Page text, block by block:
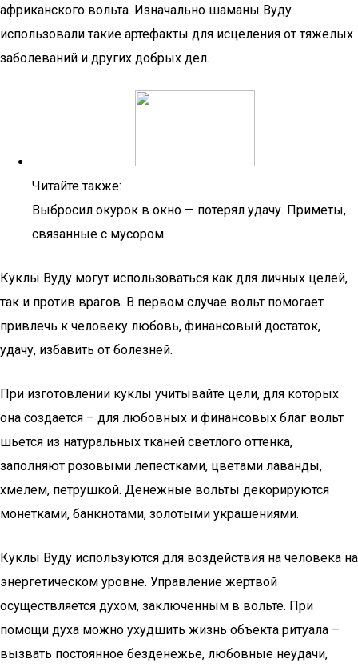
африканского вольта. Изначально шаманы Вуду
использовали такие артефакты для исцеления от тяжелых
заболеваний и других добрых дел.
Читайте также:
Выбросил окурок в окно — потерял удачу. Приметы,
связанные с мусором
Куклы Вуду могут использоваться как для личных целей,
так и против врагов. В первом случае вольт помогает
привлечь к человеку любовь, финансовый достаток,
удачу, избавить от болезней.
При изготовлении куклы учитывайте цели, для которых
она создается – для любовных и финансовых благ вольт
шьется из натуральных тканей светлого оттенка,
заполняют розовыми лепестками, цветами лаванды,
хмелем, петрушкой. Денежные вольты декорируются
монетками, банкнотами, золотыми украшениями.
Куклы Вуду используются для воздействия на человека на
энергетическом уровне. Управление жертвой
осуществляется духом, заключенным в вольте. При
помощи духа можно ухудшить жизнь объекта ритуала –
вызвать постоянное безденежье, любовные неудачи,